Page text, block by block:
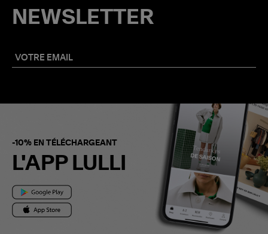
NEWSLETTER
-10% EN TÉLÉCHARGEANT
L'APP LULLI